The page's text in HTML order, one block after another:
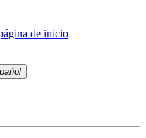
de inicio